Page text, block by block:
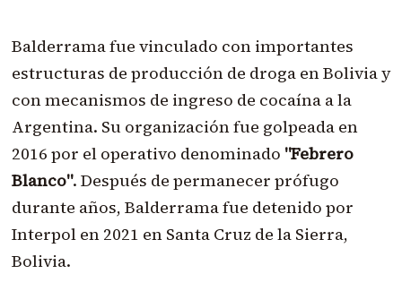
Balderrama fue vinculado con importantes
estructuras de producción de droga en Bolivia y
con mecanismos de ingreso de cocaína a la
Argentina. Su organización fue golpeada en
2016 por el operativo denominado "Febrero
Blanco". Después de permanecer prófugo
durante años, Balderrama fue detenido por
Interpol en 2021 en Santa Cruz de la Sierra,
Bolivia.